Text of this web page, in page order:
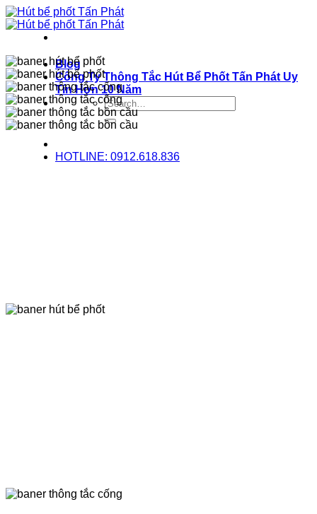
Bỏ
qua
Blog
Công Ty Thông Tắc Hút Bể Phốt Tấn Phát Uy
Tín Hơn 10 Năm
HOTLINE: 0912.618.836